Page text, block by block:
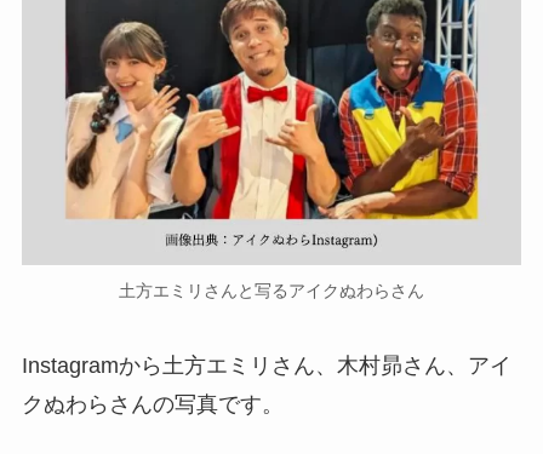
土方エミリさんと写るアイクぬわらさん
Instagramから土方エミリさん、木村昴さん、アイ
クぬわらさんの写真です。